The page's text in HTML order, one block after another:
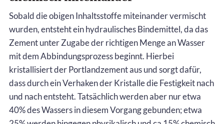
Sobald die obigen Inhaltsstoffe miteinander vermischt
wurden, entsteht ein hydraulisches Bindemittel, da das
Zement unter Zugabe der richtigen Menge an Wasser
mit dem Abbindungsprozess beginnt. Hierbei
kristallisiert der Portlandzement aus und sorgt dafür,
dass durch ein Verhaken der Kristalle die Festigkeit nach
und nach entsteht. Tatsächlich werden aber nur etwa
40% des Wassers in diesem Vorgang gebunden; etwa